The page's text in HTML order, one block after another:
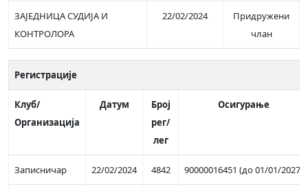
ЗАЈЕДНИЦА СУДИЈА И
КОНТРОЛОРА
22/02/2024
Придружени
члан
Регистрације
Клуб/
Организација
Датум
Број
рег/
лег
Осигурање
Записничар 22/02/2024 4842 90000016451 (до 01/01/2027)